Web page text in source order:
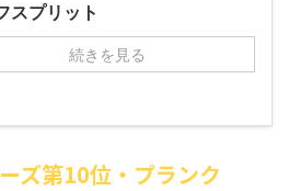
スプリット
続きを見る
ズ第10位・プランク